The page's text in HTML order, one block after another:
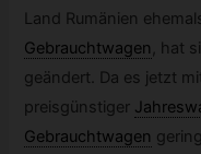
Land Rumänien
Gebrauchtwagen , hat
geändert. Da es jetzt
preisgünstiger
Gebrauchtwagen